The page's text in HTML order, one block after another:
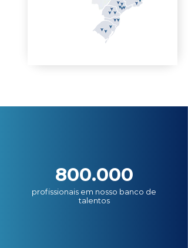
800.000
profissionais em nosso banco de
talentos